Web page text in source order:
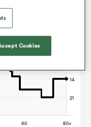
Cookies